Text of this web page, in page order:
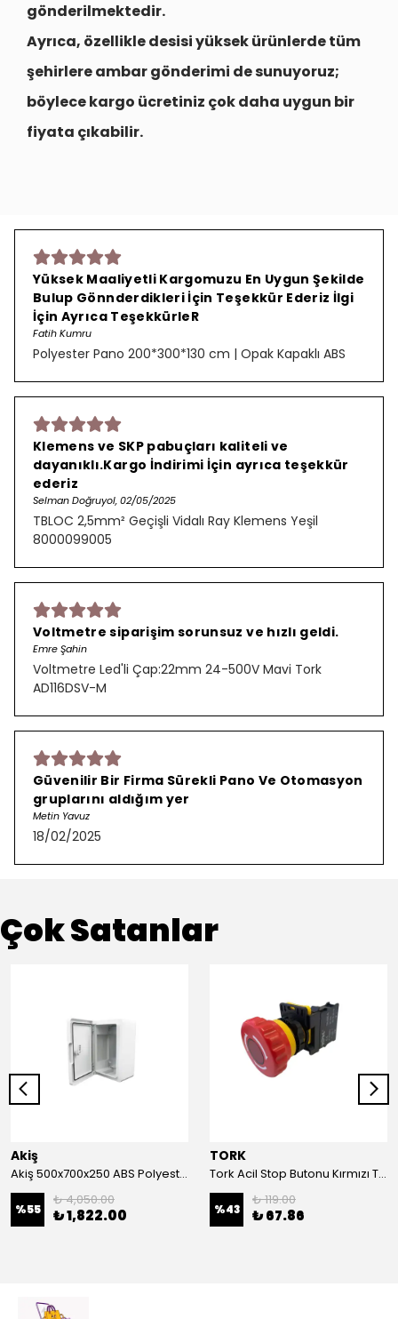
gönderilmektedir.
Ayrıca, özellikle desisi yüksek ürünlerde tüm
şehirlereambar gönderimi de sunuyoruz;
böylece kargo ücretiniz çok daha uygun bir
fiyata çıkabilir.
Yüksek Maaliyetli Kargomuzu En Uygun Şekilde
Bulup Gönnderdikleri İçin Teşekkür Ederiz İlgi
İçin Ayrıca TeşekkürleR
Fatih Kumru
Polyester Pano 200*300*130 cm | Opak Kapaklı ABS
Klemens ve SKP pabuçları kaliteli ve
dayanıklı.Kargo İndirimi İçin ayrıca teşekkür
ederiz
Selman Doğruyol, 02/05/2025
TBLOC 2,5mm² Geçişli Vidalı Ray Klemens Yeşil
8000099005
Voltmetre siparişim sorunsuz ve hızlı geldi.
Emre Şahin
Voltmetre Led'li Çap:22mm 24-500V Mavi Tork
AD116DSV-M
Güvenilir Bir Firma Sürekli Pano Ve Otomasyon
gruplarını aldığım yer
Metin Yavuz
18/02/2025
Çok Satanlar
Akiş
Akiş 500x700x250 ABS Polyester Pano | Duvar Pano | Plastik Elektrik Panosu
%55
₺ 4,050.00
₺ 1,822.00
TORK
Tork Acil Stop Butonu Kırmızı TRK-A3-01ZS Acil Durum Butonu | Kırmızı Mantar Tipi NC1
%43
₺ 119.00
₺ 67.86